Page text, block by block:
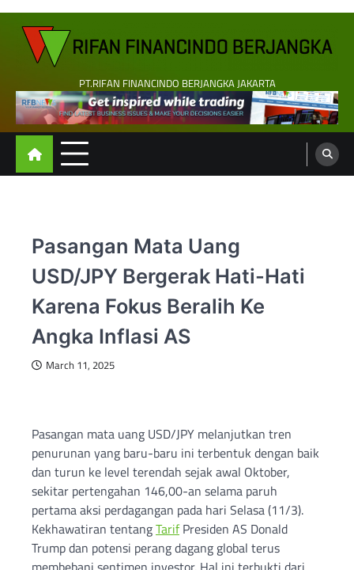
Skip
content
PT.RIFAN FINANCINDO BERJANGKA JAKARTA
Pasangan Mata Uang
USD/JPY Bergerak Hati-Hati
Karena Fokus Beralih Ke
Angka Inflasi AS
March 11, 2025
Pasangan mata uang USD/JPY melanjutkan tren
penurunan yang baru-baru ini terbentuk dengan baik
dan turun ke level terendah sejak awal Oktober,
sekitar pertengahan 146,00-an selama paruh
pertama aksi perdagangan pada hari Selasa (11/3).
Kekhawatiran tentangTarifPresiden AS Donald
Trump dan potensi perang dagang global terus